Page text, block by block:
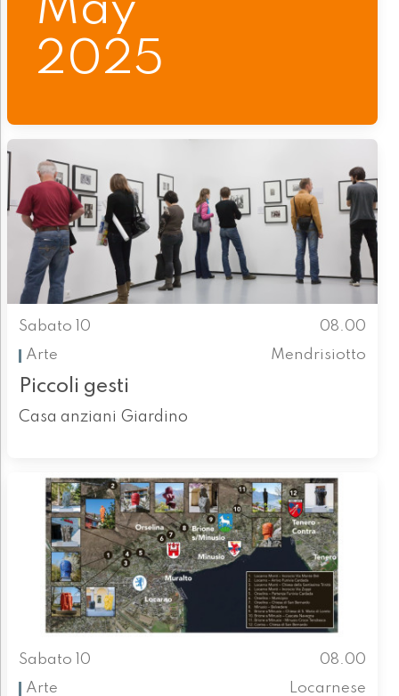
May
2025
Sabato 10
08.00
Arte
Mendrisiotto
Piccoli gesti
Casa anziani Giardino
Sabato 10
08.00
Arte
Locarnese